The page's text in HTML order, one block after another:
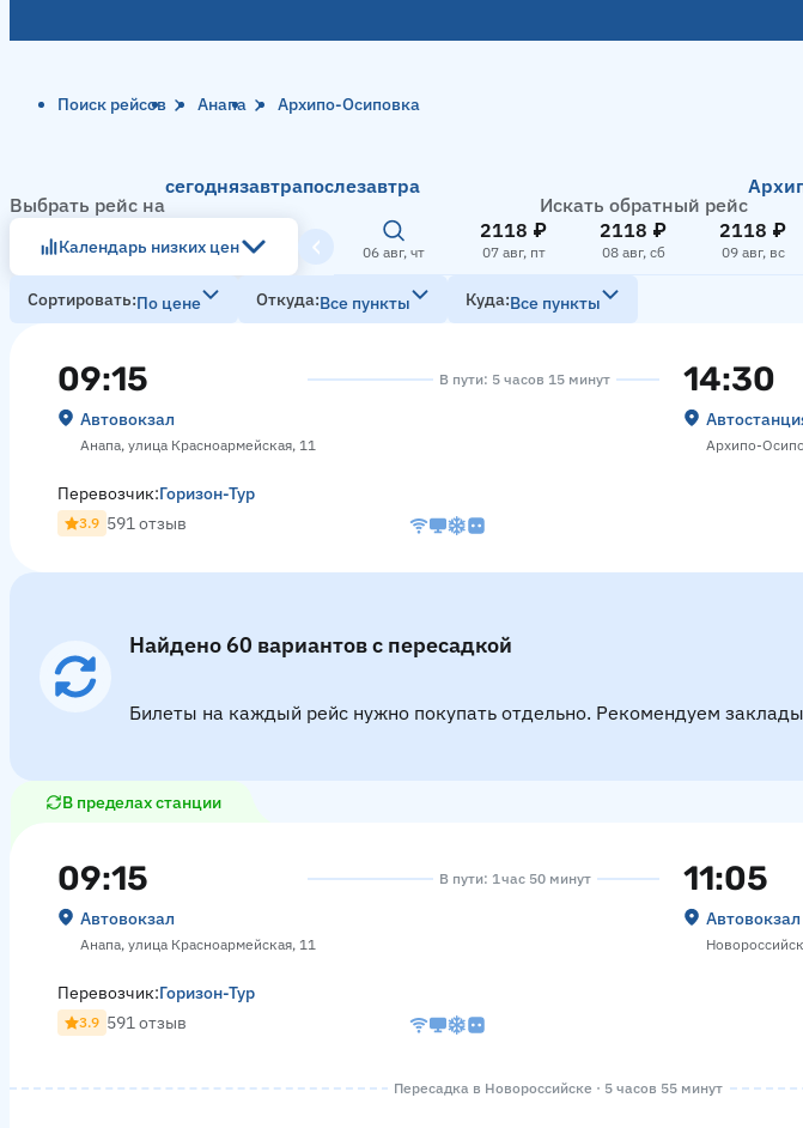
Поиск рейсов Анапа Архипо-Осиповка
Выбрать рейс на
сегоднязавтрапослезавтра
Искать обратный рейс
Календарь низких цен 06 авг, чт
2118 ₽
07 авг, пт
2118 ₽
08 авг, сб
2118 ₽
09 авг, вс
Сортировать По цене Откуда Все пункты Куда Все пункты
09:15
Автовокзал
Анапа, улица Красноармейская, 11
В пути: 5 часов 15 минут 14:30
Архипо-
Перевозчик:Горизон-Тур
3.9 591 отзыв
Найдено 60 вариантов с пересадкой
Билеты на каждый рейс нужно покупать отдельно. Рекомендуем
В пределах станции
09:15
Автовокзал
Анапа, улица Красноармейская, 11
В пути: 1 час 50 минут 11:05
Автовокзал
Перевозчик:Горизон-Тур
3.9 591 отзыв
Пересадка в Новороссийске · 5 часов 55 минут